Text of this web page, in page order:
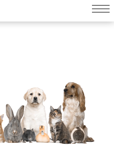
doesn't exist::SQL
where pagina=96